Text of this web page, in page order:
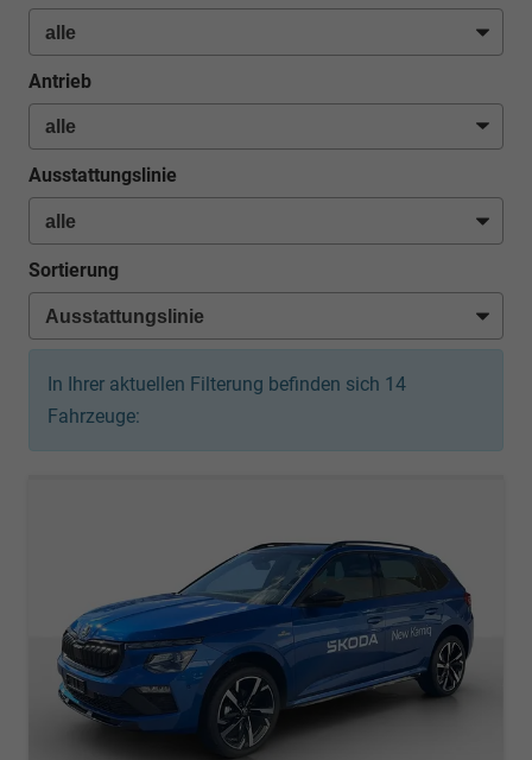
Antrieb
Ausstattungslinie
Sortierung
In Ihrer aktuellen Filterung befinden sich 14
Fahrzeuge: